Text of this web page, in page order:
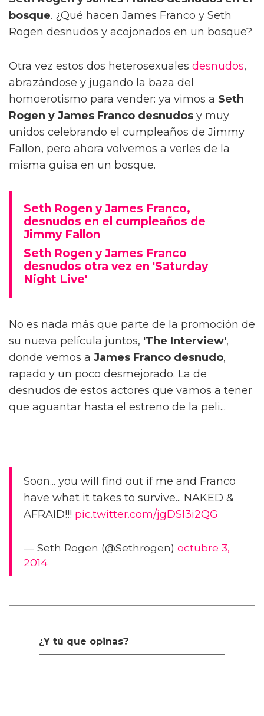
bosque. ¿Qué hacen James Franco y Seth
Rogen desnudos y acojonados en un bosque?
Otra vez estos dos heterosexuales desnudos,
abrazándose y jugando la baza del
homoerotismo para vender: ya vimos a Seth
Rogen y James Franco desnudos y muy
unidos celebrando el cumpleaños de Jimmy
Fallon, pero ahora volvemos a verles de la
misma guisa en un bosque.
Seth Rogen y James Franco,
desnudos en el cumpleaños de
Jimmy Fallon
Seth Rogen y James Franco
desnudos otra vez en 'Saturday
Night Live'
No es nada más que parte de la promoción de
su nueva película juntos, 'The Interview',
donde vemos a James Franco desnudo,
rapado y un poco desmejorado. La de
desnudos de estos actores que vamos a tener
que aguantar hasta el estreno de la peli...
Soon... you will find out if me and Franco
have what it takes to survive... NAKED &
AFRAID!!! pic.twitter.com/jgDSl3i2QG
— Seth Rogen (@Sethrogen) octubre 3,
2014
¿Y tú que opinas?